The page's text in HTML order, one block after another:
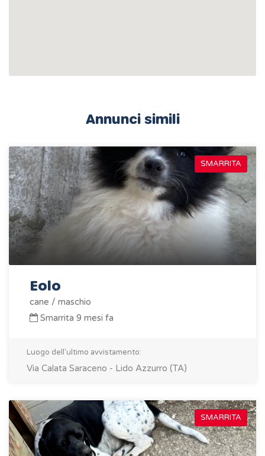
Annunci simili
SMARRITA
Eolo
cane / maschio
Smarrita 9 mesi fa
Luogo dell'ultimo avvistamento:
Via Calata Saraceno - Lido Azzurro (TA)
SMARRITA